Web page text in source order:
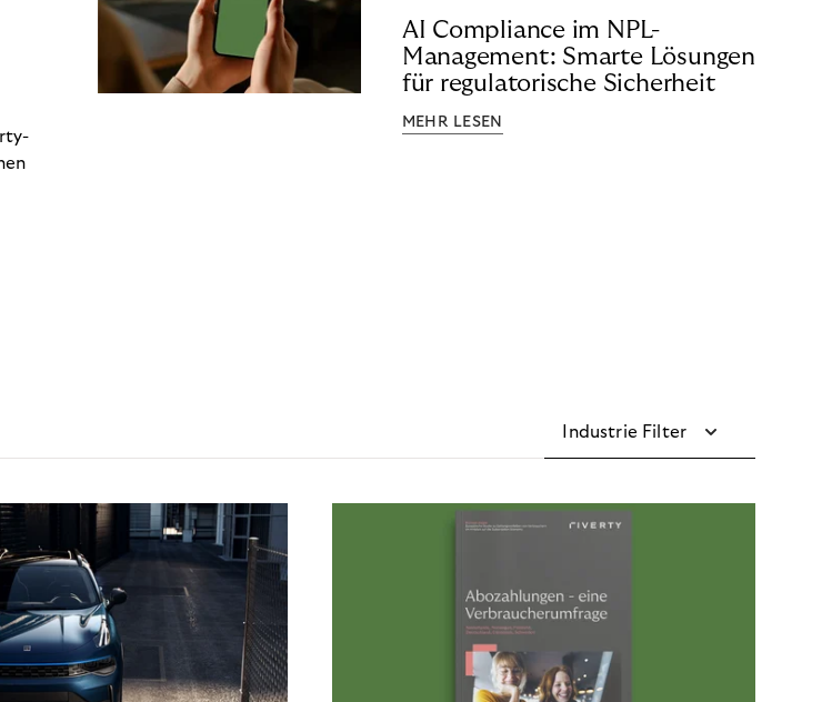
AI Compliance im NPL-
Management: Smarte Lösungen
für regulatorische Sicherheit
MEHR LESEN
Industrie Filter